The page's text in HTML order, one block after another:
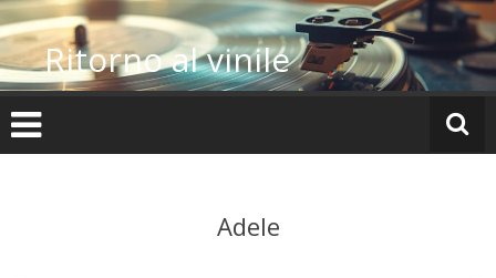
Vai
al
contenutoRitorno al vinile
Adele